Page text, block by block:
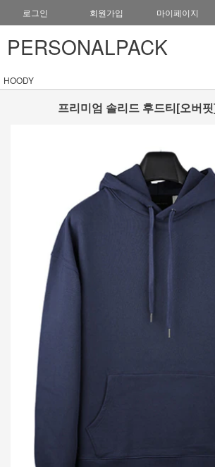
로그인 회원가입 마이페이지
PERSONALPACK
HOODY
프리미엄 솔리드 후드티[오버